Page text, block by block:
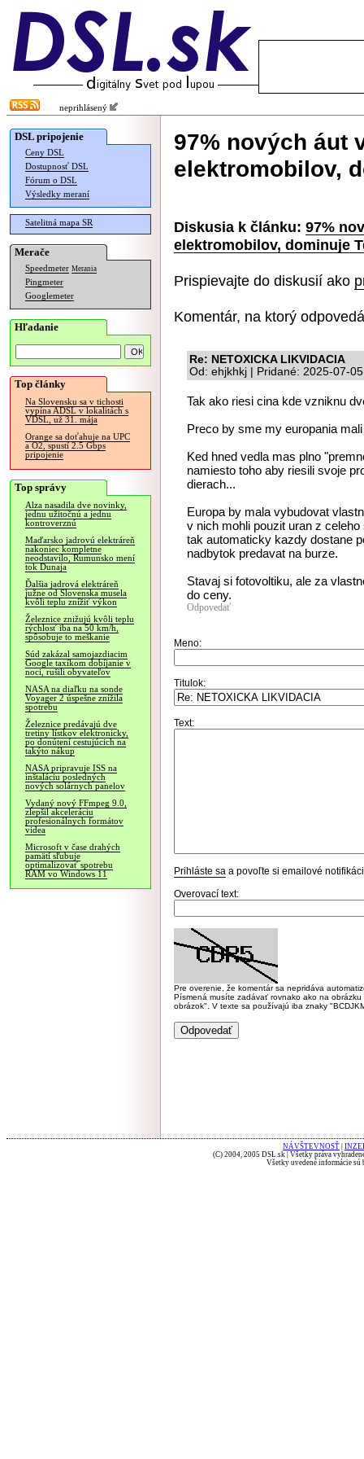
neprihlásený
DSL pripojenie
Ceny DSL
Dostupnosť DSL
Fórum o DSL
Výsledky meraní
Satelitná mapa SR
Merače
Speedmeter Merania
Pingmeter
Googlemeter
Hľadanie
Top články
Na Slovensku sa v tichosti
vypína ADSL v lokalitách s
VDSL, už 31. mája
Orange sa doťahuje na UPC
a O2, spustí 2.5 Gbps
pripojenie
Top správy
Alza nasadila dve novinky,
jednu užitočnú a jednu
kontroverznú
Maďarsko jadrovú elektráreň
nakoniec kompletne
neodstavilo, Rumunsko mení
tok Dunaja
Ďalšia jadrová elektráreň
južne od Slovenska musela
kvôli teplu znížiť výkon
Železnice znižujú kvôli teplu
rýchlosť iba na 50 km/h,
spôsobuje to meškanie
Súd zakázal samojazdiacim
Google taxíkom dobíjanie v
noci, rušili obyvateľov
NASA na diaľku na sonde
Voyager 2 úspešne znížila
spotrebu
Železnice predávajú dve
tretiny lístkov elektronicky,
po donútení cestujúcich na
takýto nákup
NASA pripravuje ISS na
inštaláciu posledných
nových solárnych panelov
Vydaný nový FFmpeg 9.0,
zlepšil akceleráciu
profesionálnych formátov
videa
Microsoft v čase drahých
pamätí sľubuje
optimalizovať spotrebu
RAM vo Windows 11
97% nových áut
elektromobilov,
Diskusia k článku: 97%
elektromobilov, dominuje
Prispievajte do diskusií ako
Komentár, na ktorý
Re: NETOXICKA LIKVIDACIA
Od: ehjkhkj | Pridané: 2025-07-
Tak ako riesi cina kde vzniknu
Preco by sme my europania
Ked hned vedla mas plno
namiesto toho aby riesili svoje
dierach...
Europa by mala vybudovat
v nich mohli pouzit uran z
tak automaticky kazdy dostane
nadbytok predavat na burze.
Stavaj si fotovoltiku, ale za
do ceny.
Odpovedať
Meno:
Titulok:
Text:
Prihláste sa a povoľte si emailové
Overovací text:
Pre overenie, že komentár sa nepridáva
Písmená musíte zadávať rovnako ako na
obrázok". V texte sa používajú iba znaky
NÁVŠTEVNOSŤ
(C) 2004, 2005 DSL.sk | Všetky práva
Všetky uvedené informácie sú